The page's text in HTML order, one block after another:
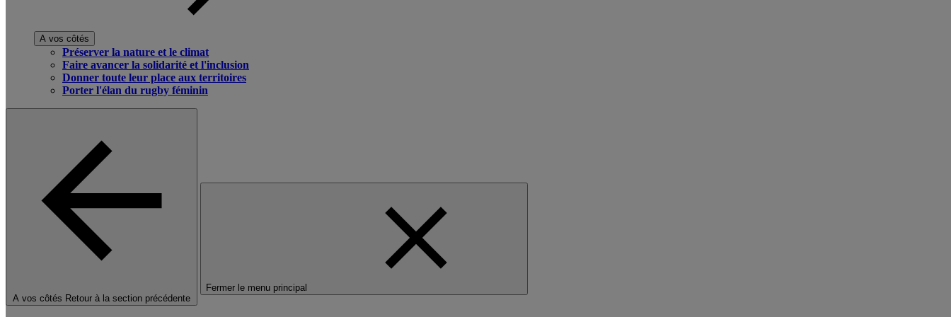
A vos côtés
Préserver la nature et le climat
Faire avancer la solidarité et l'inclusion
Donner toute leur place aux territoires
Porter l'élan du rugby féminin
A vos côtés Retour à la section précédente
Fermer le menu principal